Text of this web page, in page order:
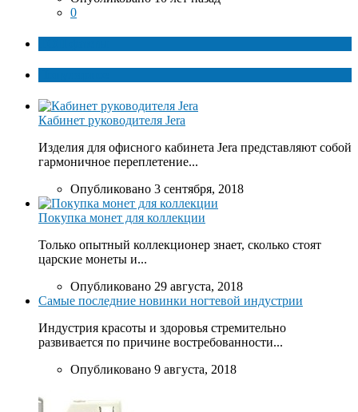
0
Кабинет руководителя Jera
Изделия для офисного кабинета Jera представляют собой
гармоничное переплетение...
Опубликовано 3 сентября, 2018
Покупка монет для коллекции
Только опытный коллекционер знает, сколько стоят
царские монеты и...
Опубликовано 29 августа, 2018
Самые последние новинки ногтевой индустрии
Индустрия красоты и здоровья стремительно
развивается по причине востребованности...
Опубликовано 9 августа, 2018